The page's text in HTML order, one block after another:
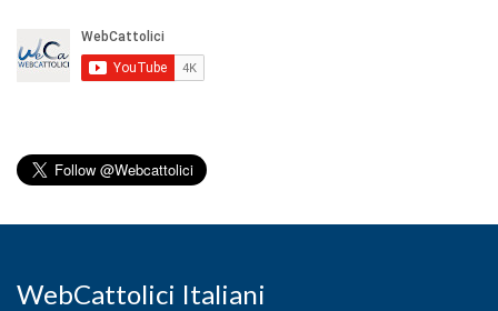
WebCattolici Italiani